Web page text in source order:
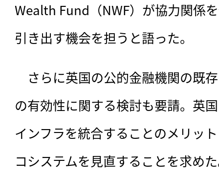
Wealth Fund（NWF）が協力関係
引き出す機会を担うと語った。
さらに英国の公的金融機関の既
の有効性に関する検討も要請。英
インフラを統合することのメリッ
コシステムを見直することを求め